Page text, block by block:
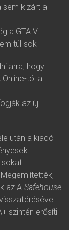
sem kizárt a
a GTA VI
túl sok
arra, hogy
tól a
az új
után a kiadó
sokat
az A Safehouse
szintén erősíti